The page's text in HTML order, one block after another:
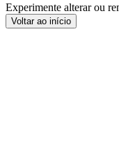
Experimente alterar ou
Voltar ao início